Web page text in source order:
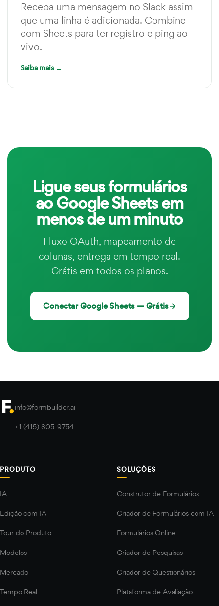
Receba uma mensagem no Slack assim
que uma linha é adicionada. Combine
com Sheets para ter registro e ping ao
vivo.
Saiba mais →
Ligue seus formulários
ao Google Sheets em
menos de um minuto
Fluxo OAuth, mapeamento de
colunas, entrega em tempo real.
Grátis em todos os planos.
Conectar Google Sheets — Grátis
info@formbuilder.ai
+1 (415) 805-9754
PRODUTO
IA
Edição com IA
Tour do Produto
Modelos
Mercado
Tempo Real
SOLUÇÕES
Construtor de Formulários
Criador de Formulários com IA
Formulários Online
Criador de Pesquisas
Criador de Questionários
Plataforma de Avaliação